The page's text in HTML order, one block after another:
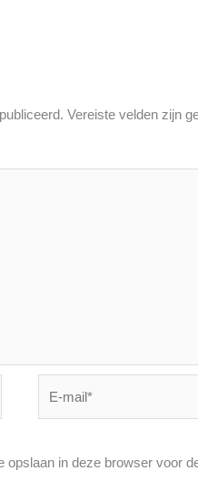
Vereiste velden zijn
mail*
opslaan in deze browser voor